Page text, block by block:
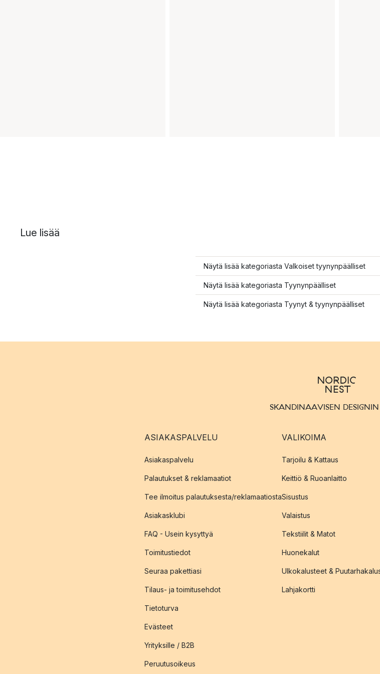
Lue lisää
Näytä lisää kategoriasta Valkoiset tyynynpäälliset
Näytä lisää kategoriasta Tyynynpäälliset
Näytä lisää kategoriasta Tyynyt & tyynynpäälliset
SKANDINAAVISEN DESIGNIN
ASIAKASPALVELU
Asiakaspalvelu
Palautukset & reklamaatiot
Tee ilmoitus palautuksesta/reklamaatiosta
Asiakasklubi
FAQ - Usein kysyttyä
Toimitustiedot
Seuraa pakettiasi
Tilaus- ja toimitusehdot
Tietoturva
Evästeet
Yrityksille / B2B
Peruutusoikeus
VALIKOIMA
Tarjoilu & Kattaus
Keittiö & Ruoanlaitto
Sisustus
Valaistus
Tekstiilit & Matot
Huonekalut
Ulkokalusteet &
Lahjakortti